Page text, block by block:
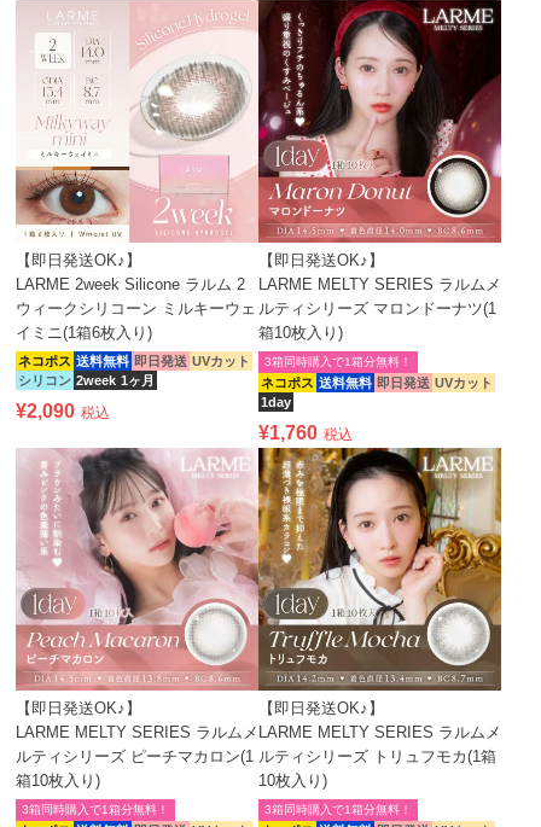
【即日発送OK♪】
LARME 2week Silicone ラルム 2
ウィークシリコーン ミルキーウェ
イミニ(1箱6枚入り)
ネコポス 送料無料 即日発送 UVカット
シリコン 2week 1ヶ月
¥2,090 税込
【即日発送OK♪】
LARME MELTY SERIES ラルムメ
ルティシリーズ マロンドーナツ(1
箱10枚入り)
ネコポス 送料無料 即日発送 UVカット
1day
3箱同時購入で1箱分無料！
¥1,760 税込
【即日発送OK♪】
LARME MELTY SERIES ラルムメ
ルティシリーズ ピーチマカロン(1
箱10枚入り)
3箱同時購入で1箱分無料！
【即日発送OK♪】
LARME MELTY SERIES ラルムメ
ルティシリーズ トリュフモカ(1箱
10枚入り)
3箱同時購入で1箱分無料！